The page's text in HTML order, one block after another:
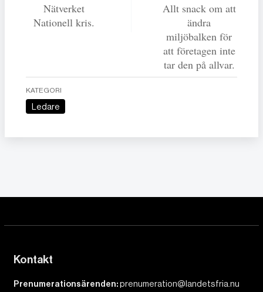
Nätverket
Nationell kris.
Allt snack om att
ändra
miljöbalken för
att företagen inte
tar den på allvar.
KATEGORI
Ledare
Kontakt
Prenumerationsärenden:prenumeration@landetsfria.nu